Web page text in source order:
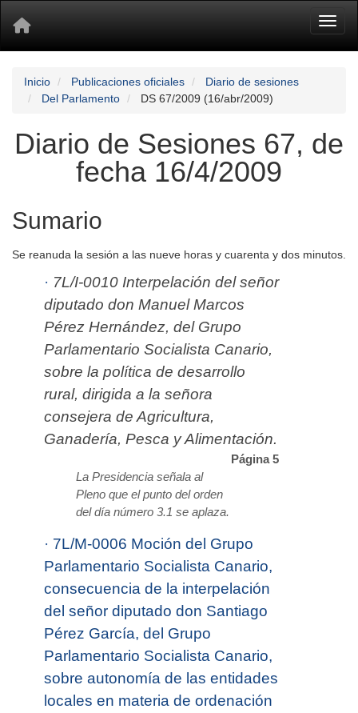
Inicio Publicaciones oficiales
Diario de sesiones
Del Parlamento
DS 67/2009 (16/abr/2009)
Diario de Sesiones 67, de
fecha 16/4/2009
Sumario
Se reanuda la sesión a las nueve horas y cuarenta y dos minutos.
· 7L/I-0010 Interpelación del señor
diputado don Manuel Marcos
Pérez Hernández, del Grupo
Parlamentario Socialista Canario,
sobre la política de desarrollo
rural, dirigida a la señora
consejera de Agricultura,
Ganadería, Pesca y Alimentación.
Página 5
La Presidencia señala al
Pleno que el punto del orden
del día número 3.1 se aplaza.
· 7L/M-0006 Moción del Grupo
Parlamentario Socialista Canario,
consecuencia de la interpelación
del señor diputado don Santiago
Pérez García, del Grupo
Parlamentario Socialista Canario,
sobre autonomía de las entidades
locales en materia de ordenación